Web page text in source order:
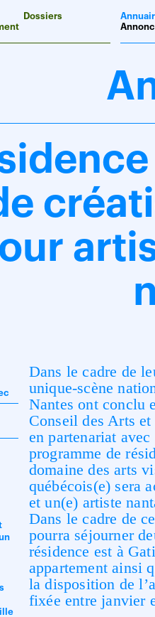
Dossiers
Dans le cadre de
unique-­scène
Nantes ont conclu
Conseil des Arts
en partenariat
programme de
domaine des arts
québécois(e) sera
et un(e) artiste
Dans le cadre de
pourra séjourner
résidence est à
appartement ainsi
la disposition de
fixée entre janvier